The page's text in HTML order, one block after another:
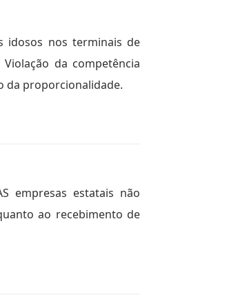
idosos nos terminais de
da competência
da proporcionalidade.
empresas estatais não
ao recebimento de